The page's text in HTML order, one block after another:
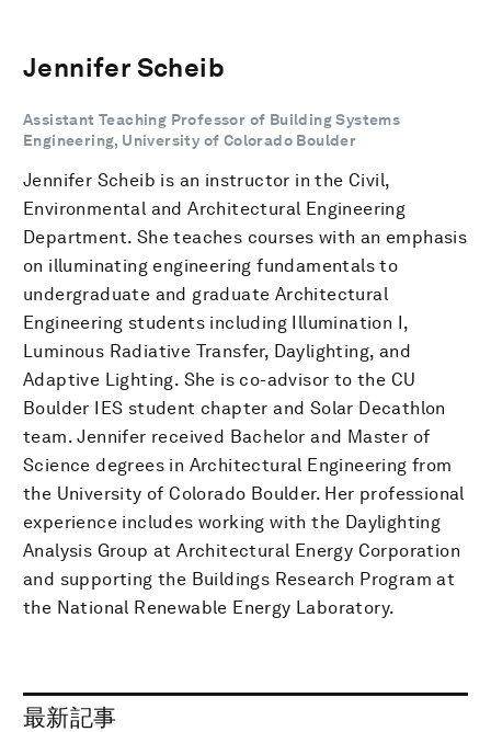
Jennifer Scheib
Assistant Teaching Professor of Building Systems
Engineering, University of Colorado Boulder
Jennifer Scheib is an instructor in the Civil,
Environmental and Architectural Engineering
Department. She teaches courses with an emphasis
on illuminating engineering fundamentals to
undergraduate and graduate Architectural
Engineering students including Illumination I,
Luminous Radiative Transfer, Daylighting, and
Adaptive Lighting. She is co-advisor to the CU
Boulder IES student chapter and Solar Decathlon
team. Jennifer received Bachelor and Master of
Science degrees in Architectural Engineering from
the University of Colorado Boulder. Her professional
experience includes working with the Daylighting
Analysis Group at Architectural Energy Corporation
and supporting the Buildings Research Program at
the National Renewable Energy Laboratory.
最新記事